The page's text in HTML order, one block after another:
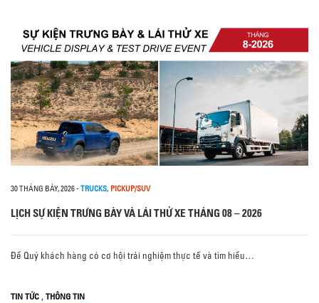
30 THÁNG BẢY, 2026- TRUCKS, PICKUP/SUV
LỊCH SỰ KIỆN TRƯNG BÀY VÀ LÁI THỬ XE THÁNG 08 – 2026
Để Quý khách hàng có cơ hội trải nghiệm thực tế và tìm hiểu…
TIN TỨC , THÔNG TIN